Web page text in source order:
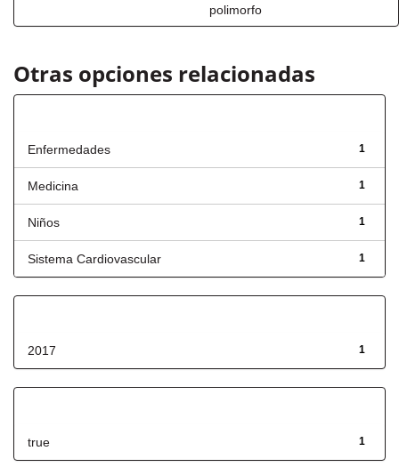
polimorfo
Otras opciones relacionadas
1
Enfermedades
1
Medicina
1
Niños
1
Sistema Cardiovascular
1
2017
1
true